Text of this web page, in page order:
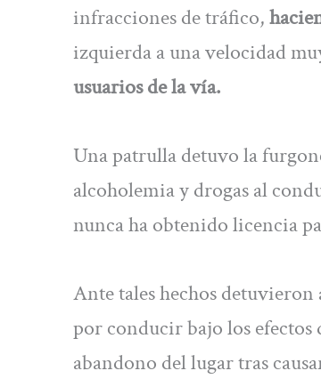
infracciones de tráfico,
izquierda a una velocidad
usuarios de la vía.
Una patrulla detuvo la
alcoholemia y drogas al
nunca ha obtenido licencia
Ante tales hechos
por conducir bajo los
abandono del lugar tras